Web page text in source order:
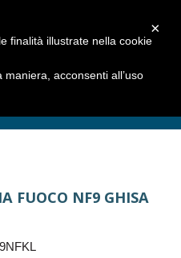
FUOCO NF9 GHISA
×
finalità illustrate nella cookie
acconsenti all’uso